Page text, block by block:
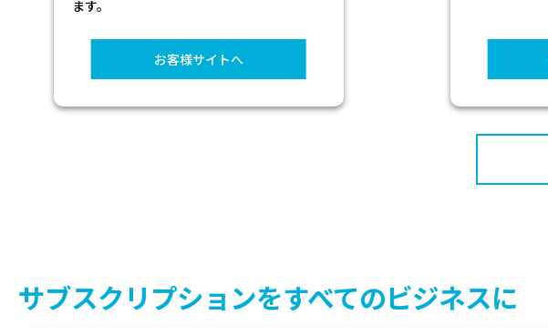
お客様サイトへ
サブスクリプションをすべてのビジネスに